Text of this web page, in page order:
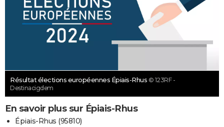
Résultat élections européennes Épiais-Rhus © 123RF -
Destinacigdem
En savoir plus sur Épiais-Rhus
Épiais-Rhus (95810)